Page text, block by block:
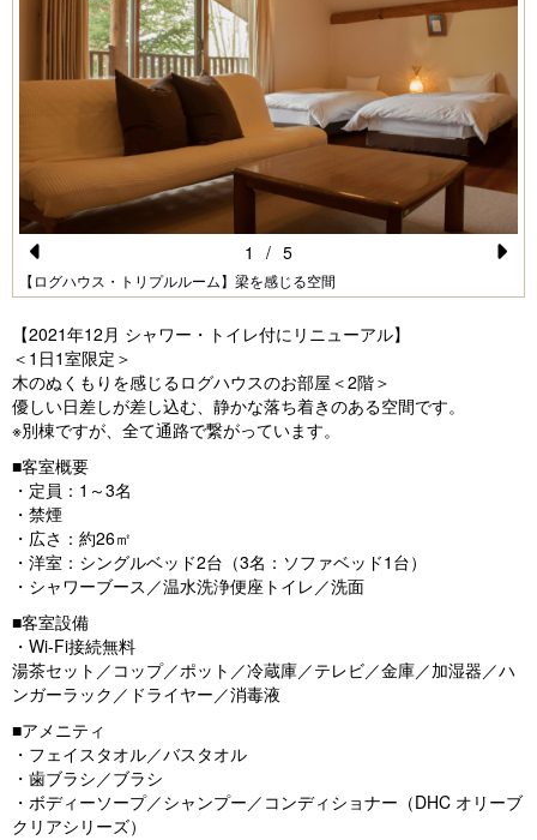
Pr
vi
o
u
s
【ログハウス・トリプルルーム】梁を感じる空間
1 / 5
【2021年12月 シャワー・トイレ付にリニューアル】
＜1日1室限定＞
木のぬくもりを感じるログハウスのお部屋＜2階＞
優しい日差しが差し込む、静かな落ち着きのある空間です。
※別棟ですが、全て通路で繋がっています。
■客室概要
・定員：1～3名
・禁煙
・広さ：約26㎡
・洋室：シングルベッド2台（3名：ソファベッド1台）
・シャワーブース／温水洗浄便座トイレ／洗面
■客室設備
・Wi-Fi接続無料
湯茶セット／コップ／ポット／冷蔵庫／テレビ／金庫／加湿器／ハ
ンガーラック／ドライヤー／消毒液
■アメニティ
・フェイスタオル／バスタオル
・歯ブラシ／ブラシ
・ボディーソープ／シャンプー／コンディショナー（DHC オリーブ
クリアシリーズ）